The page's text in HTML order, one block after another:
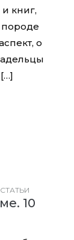
книг,
породе
о
СТАТЬИ
10